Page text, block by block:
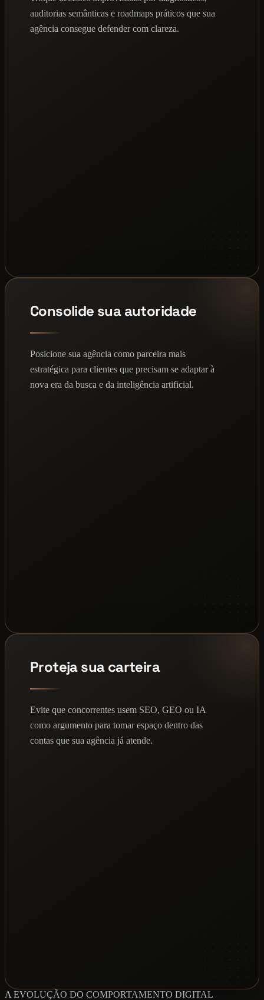
auditorias semânticas e roadmaps práticos que sua
agência consegue defender com clareza.
Consolide sua autoridade
Posicione sua agência como parceira mais
estratégica para clientes que precisam se adaptar à
nova era da busca e da inteligência artificial.
Proteja sua carteira
Evite que concorrentes usem SEO, GEO ou IA
como argumento para tomar espaço dentro das
contas que sua agência já atende.
A EVOLUÇÃO DO COMPORTAMENTO DIGITAL